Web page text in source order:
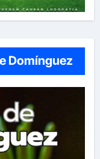
Domínguez